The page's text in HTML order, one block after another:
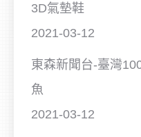
3D氣墊鞋
2021-03-12
東森新聞台-臺灣
魚
2021-03-12